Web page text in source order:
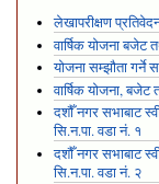
लेखापरीक्षण
वार्षिक योजना बजेट
योजना सम्झौता गर्ने
वार्षिक योजना, बजेट
दशौँ नगर सभाबाट
सि.न.पा. वडा नं. १
दशौँ नगर सभाबाट
सि.न.पा. वडा नं. २